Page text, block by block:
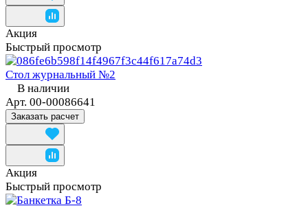
Акция
Быстрый просмотр
Стол журнальный №2
В наличии
Арт. 00-00086641
Заказать расчет
Акция
Быстрый просмотр